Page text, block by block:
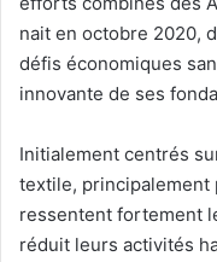
nait en octobre 2020,
défis économiques
innovante de ses
Initialement centrés
textile, principalement
ressentent fortement
réduit leurs activités